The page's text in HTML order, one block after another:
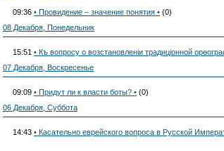
09:36 • Провидение – значение понятия • (0)
08 Декабря, Понедельник
15:51 • Къ вопросу о возстановленіи традиціонной
07 Декабря, Воскресенье
09:09 • Придут ли к власти боты? • (0)
06 Декабря, Суббота
14:43 • Касательно еврейского вопроса в Русской